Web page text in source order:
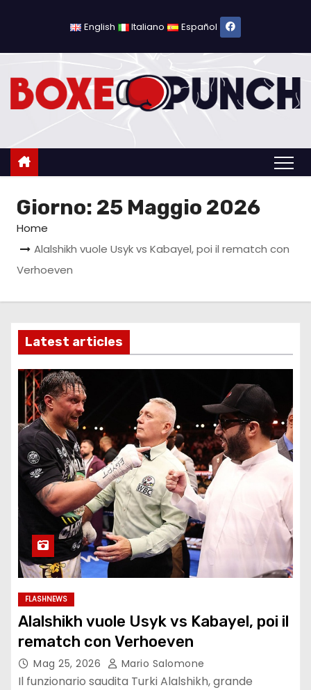
c
o
English Italiano Español
Giorno: 25 Maggio 2026
Home
Alalshikh vuole Usyk vs Kabayel, poi il rematch con
Verhoeven
Latest articles
FLASHNEWS
Alalshikh vuole Usyk vs Kabayel, poi il
rematch con Verhoeven
Mag 25, 2026 Mario Salomone
Il funzionario saudita Turki Alalshikh, grande